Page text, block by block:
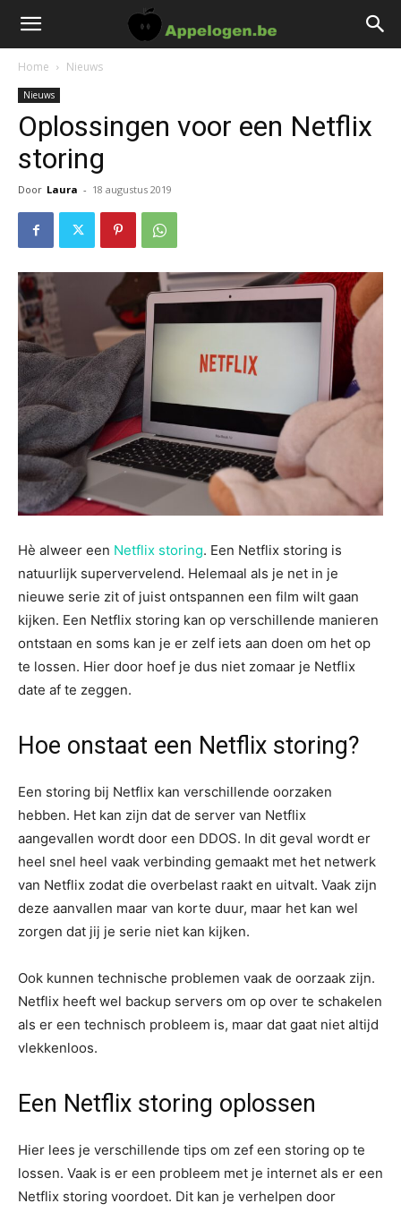
Home Nieuws
Nieuws
Oplossingen voor een Netflix
storing
Door Laura - 18 augustus 2019
Hè alweer een Netflix storing. Een Netflix storing is
natuurlijk supervervelend. Helemaal als je net in je
nieuwe serie zit of juist ontspannen een film wilt gaan
kijken. Een Netflix storing kan op verschillende manieren
ontstaan en soms kan je er zelf iets aan doen om het op
te lossen. Hier door hoef je dus niet zomaar je Netflix
date af te zeggen.
Hoe onstaat een Netflix storing?
Een storing bij Netflix kan verschillende oorzaken
hebben. Het kan zijn dat de server van Netflix
aangevallen wordt door een DDOS. In dit geval wordt er
heel snel heel vaak verbinding gemaakt met het netwerk
van Netflix zodat die overbelast raakt en uitvalt. Vaak zijn
deze aanvallen maar van korte duur, maar het kan wel
zorgen dat jij je serie niet kan kijken.
Ook kunnen technische problemen vaak de oorzaak zijn.
Netflix heeft wel backup servers om op over te schakelen
als er een technisch probleem is, maar dat gaat niet altijd
vlekkenloos.
Een Netflix storing oplossen
Hier lees je verschillende tips om zef een storing op te
lossen. Vaak is er een probleem met je internet als er een
Netflix storing voordoet. Dit kan je verhelpen door